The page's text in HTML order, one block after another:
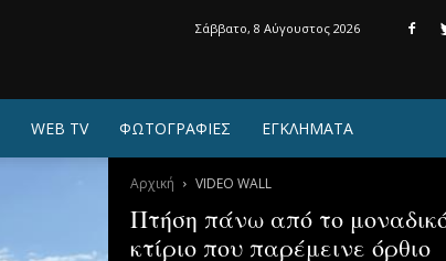
Σάββατο, 8 Αύγουστος 2026
WEB TV ΦΩΤΟΓΡΑΦΙΕΣ ΕΓΚΛΗΜΑΤΑ
Αρχική VIDEO WALL
Πτήση πάνω από το
κτίριο που παρέμεινε όρθιο